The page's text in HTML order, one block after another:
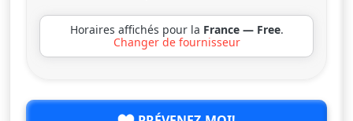
Horaires affichés pour la France — Free.
Changer de fournisseur